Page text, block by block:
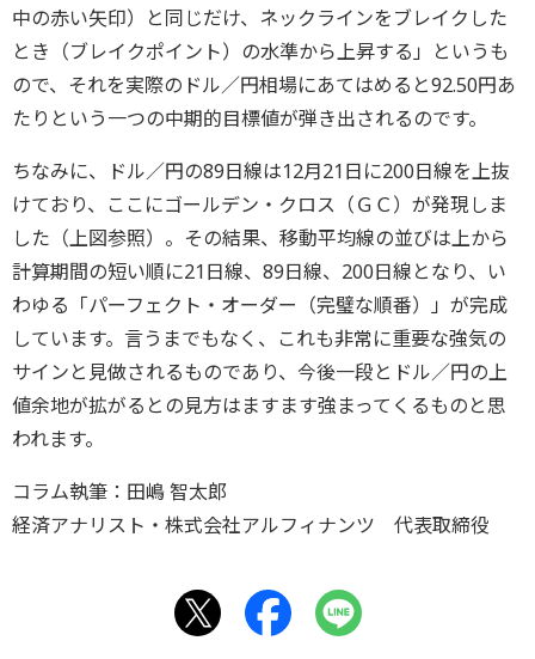
中の赤い矢印）と同じだけ、ネックラインをブレイクした
とき（ブレイクポイント）の水準から上昇する」というも
ので、それを実際のドル／円相場にあてはめると92.50円あ
たりという一つの中期的目標値が弾き出されるのです。
ちなみに、ドル／円の89日線は12月21日に200日線を上抜
けており、ここにゴールデン・クロス（ＧＣ）が発現しま
した（上図参照）。その結果、移動平均線の並びは上から
計算期間の短い順に21日線、89日線、200日線となり、い
わゆる「パーフェクト・オーダー（完璧な順番）」が完成
しています。言うまでもなく、これも非常に重要な強気の
サインと見做されるものであり、今後一段とドル／円の上
値余地が拡がるとの見方はますます強まってくるものと思
われます。
コラム執筆：田嶋 智太郎
経済アナリスト・株式会社アルフィナンツ 代表取締役